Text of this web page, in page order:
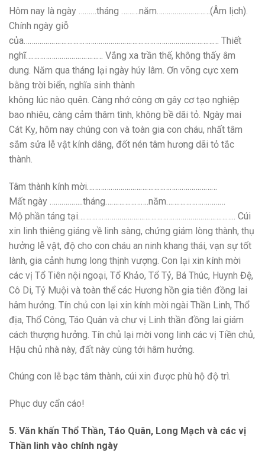
Hôm nay là ngày ………tháng ………năm………………………(Âm lịch).
Chính ngày giỗ
của……………………………………………………………………………………… Thiết
nghĩ………………………………… Vắng xa trần thế, không thấy âm
dung. Năm qua tháng lại ngày húy lâm. Ơn võng cực xem
bằng trời biển, nghĩa sinh thành
không lúc nào quên. Càng nhớ công ơn gây cơ tạo nghiệp
bao nhiêu, càng cảm thâm tình, không bề dãi tỏ. Ngày mai
Cát Kỵ, hôm nay chúng con và toàn gia con cháu, nhất tâm
sắm sửa lễ vật kính dâng, đốt nén tâm hương dãi tỏ tắc
thành.
Tâm thành kính mời…………………………………………………………
Mất ngày ……………..tháng………………….năm…………………………
Mộ phần táng tại…………………………………………………………………….. Cúi
xin linh thiêng giáng về linh sàng, chứng giám lòng thành, thụ
hưởng lễ vật, độ cho con cháu an ninh khang thái, vạn sự tốt
lành, gia cảnh hưng long thịnh vượng. Con lại xin kính mời
các vị Tổ Tiên nội ngoại, Tổ Khảo, Tổ Tỷ, Bá Thúc, Huynh Đệ,
Cô Di, Tỷ Muội và toàn thể các Hương hồn gia tiên đồng lai
hâm hưởng. Tín chủ con lại xin kính mời ngài Thần Linh, Thổ
địa, Thổ Công, Táo Quân và chư vị Linh thần đồng lai giám
cách thượng hưởng. Tín chủ lại mời vong linh các vị Tiền chủ,
Hậu chủ nhà này, đất này cùng tới hâm hưởng.
Chúng con lễ bạc tâm thành, cúi xin được phù hộ độ trì.
Phục duy cẩn cáo!
5. Văn khấn Thổ Thần, Táo Quân, Long Mạch và các vị
Thần linh vào chính ngày